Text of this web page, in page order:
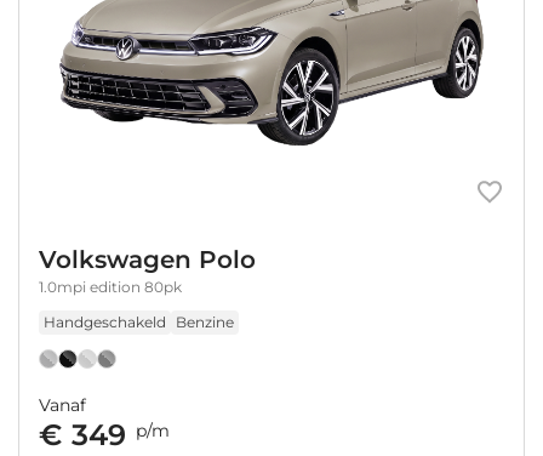
Volkswagen Polo
1.0mpi edition 80pk
Handgeschakeld
Benzine
Vanaf
€ 349 p/m